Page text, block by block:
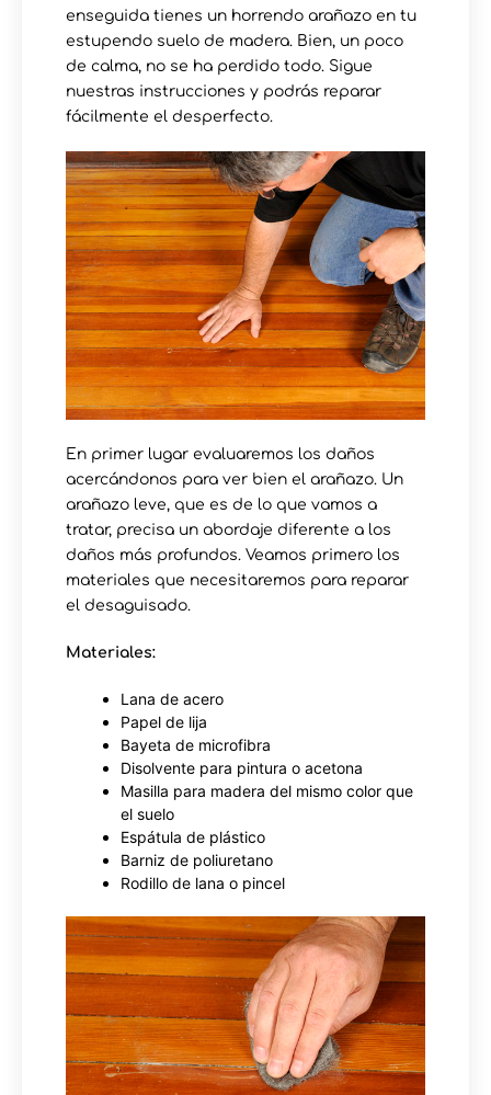
enseguida tienes un horrendo arañazo en tu
estupendo suelo de madera. Bien, un poco
de calma, no se ha perdido todo. Sigue
nuestras instrucciones y podrás reparar
fácilmente el desperfecto.
En primer lugar evaluaremos los daños
acercándonos para ver bien el arañazo. Un
arañazo leve, que es de lo que vamos a
tratar, precisa un abordaje diferente a los
daños más profundos. Veamos primero los
materiales que necesitaremos para reparar
el desaguisado.
Materiales:
Lana de acero
Papel de lija
Bayeta de microfibra
Disolvente para pintura o acetona
Masilla para madera del mismo color que
el suelo
Espátula de plástico
Barniz de poliuretano
Rodillo de lana o pincel